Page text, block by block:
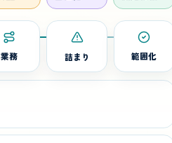
業務 詰まり 範囲化